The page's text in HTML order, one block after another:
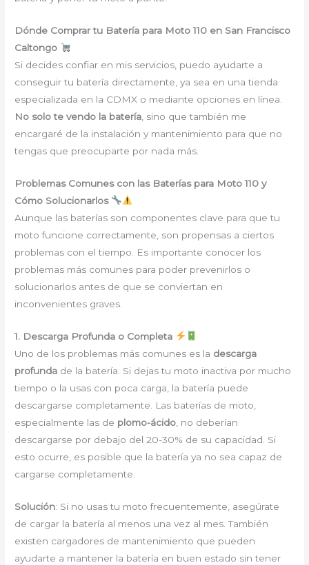
Dónde Comprar tu Batería para Moto 110 en San Francisco
Caltongo
Si decides confiar en mis servicios, puedo ayudarte a
conseguir tu batería directamente, ya sea en una tienda
especializada en la CDMX o mediante opciones en línea.
No solo te vendo la batería , sino que también me
encargaré de la instalación y mantenimiento para que no
tengas que preocuparte por nada más.
Problemas Comunes con las Baterías para Moto 110 y
Cómo Solucionarlos
Aunque las baterías son componentes clave para que tu
moto funcione correctamente, son propensas a ciertos
problemas con el tiempo. Es importante conocer los
problemas más comunes para poder prevenirlos o
solucionarlos antes de que se conviertan en
inconvenientes graves.
1. Descarga Profunda o Completa
Uno de los problemas más comunes es la descarga
profunda de la batería. Si dejas tu moto inactiva por mucho
tiempo o la usas con poca carga, la batería puede
descargarse completamente. Las baterías de moto,
especialmente las de plomo-ácido , no deberían
descargarse por debajo del 20-30% de su capacidad. Si
esto ocurre, es posible que la batería ya no sea capaz de
cargarse completamente.
Solución: Si no usas tu moto frecuentemente, asegúrate
de cargar la batería al menos una vez al mes. También
existen cargadores de mantenimiento que pueden
ayudarte a mantener la batería en buen estado sin tener